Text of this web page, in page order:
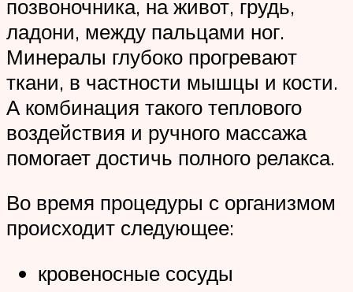
позвоночника, на живот, грудь,
ладони, между пальцами ног.
Минералы глубоко прогревают
ткани, в частности мышцы и кости.
А комбинация такого теплового
воздействия и ручного массажа
помогает достичь полного релакса.
Во время процедуры с организмом
происходит следующее:
кровеносные сосуды